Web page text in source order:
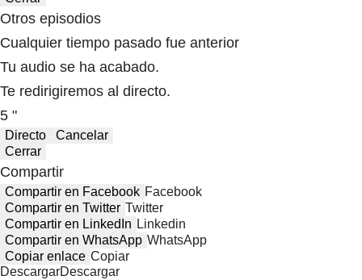
Otros episodios
Cualquier tiempo pasado fue anterior
Tu audio se ha acabado.
Te redirigiremos al directo.
5 "
Directo
Cancelar
Cerrar
Compartir
Compartir en Facebook Facebook
Compartir en Twitter Twitter
Compartir en LinkedIn Linkedin
Compartir en WhatsApp WhatsApp
Copiar enlace Copiar
DescargarDescargar